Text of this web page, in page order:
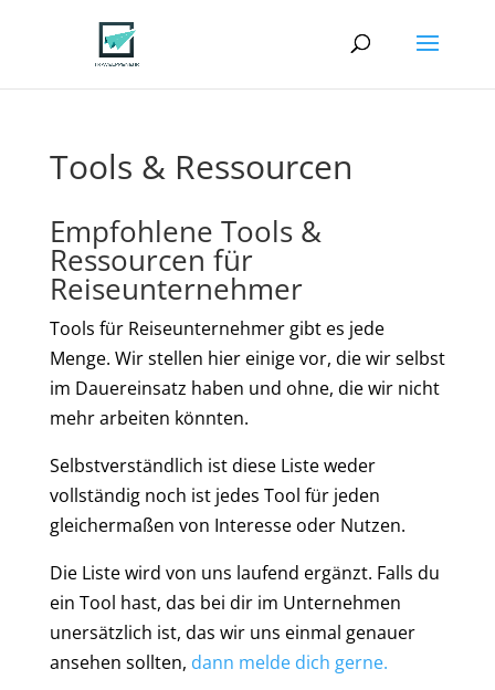
Tools & Ressourcen
Empfohlene Tools &
Ressourcen für
Reiseunternehmer
Tools für Reiseunternehmer gibt es jede
Menge. Wir stellen hier einige vor, die wir selbst
im Dauereinsatz haben und ohne, die wir nicht
mehr arbeiten könnten.
Selbstverständlich ist diese Liste weder
vollständig noch ist jedes Tool für jeden
gleichermaßen von Interesse oder Nutzen.
Die Liste wird von uns laufend ergänzt. Falls du
ein Tool hast, das bei dir im Unternehmen
unersätzlich ist, das wir uns einmal genauer
ansehen sollten, dann melde dich gerne.